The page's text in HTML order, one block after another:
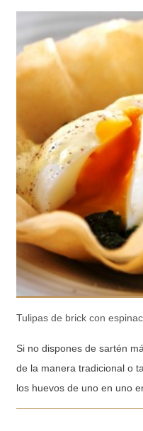
Tulipas de brick con
Si no dispones de sartén
de la manera tradicional o
los huevos de uno en uno